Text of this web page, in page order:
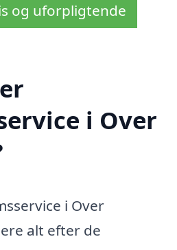
og uforpligtende
i Over
i Over
alt efter de